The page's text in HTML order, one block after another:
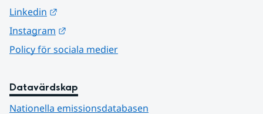
Linkedin
Instagram
Policy för sociala medier
Datavärdskap
Nationella emissionsdatabasen